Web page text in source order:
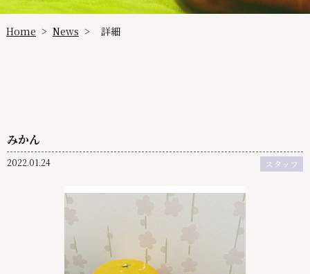
Home > News > 詳細
みかん
2022.01.24 スタッフ